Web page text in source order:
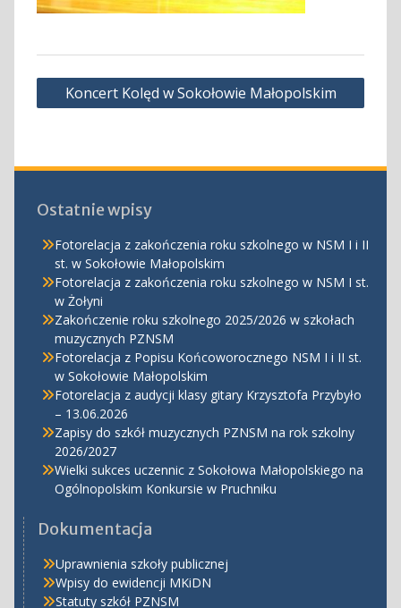
Nawigacja
wpisu
Koncert Kolęd w Sokołowie Małopolskim
Ostatnie wpisy
Fotorelacja z zakończenia roku szkolnego w NSM I i II
st. w Sokołowie Małopolskim
Fotorelacja z zakończenia roku szkolnego w NSM I st.
w Żołyni
Zakończenie roku szkolnego 2025/2026 w szkołach
muzycznych PZNSM
Fotorelacja z Popisu Końcoworocznego NSM I i II st.
w Sokołowie Małopolskim
Fotorelacja z audycji klasy gitary Krzysztofa Przybyło
– 13.06.2026
Zapisy do szkół muzycznych PZNSM na rok szkolny
2026/2027
Wielki sukces uczennic z Sokołowa Małopolskiego na
Ogólnopolskim Konkursie w Pruchniku
Dokumentacja
Uprawnienia szkoły publicznej
Wpisy do ewidencji MKiDN
Statuty szkół PZNSM